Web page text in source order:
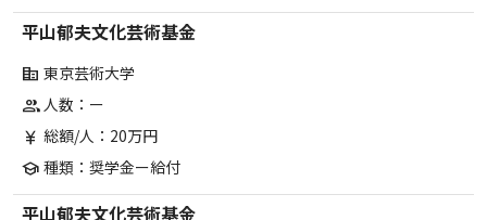
平山郁夫文化芸術基金
corporate_fare 東京芸術大学
group人数：ー
currency_yen 総額/人：20万円
school 種類：奨学金ー給付
平山郁夫文化芸術基金